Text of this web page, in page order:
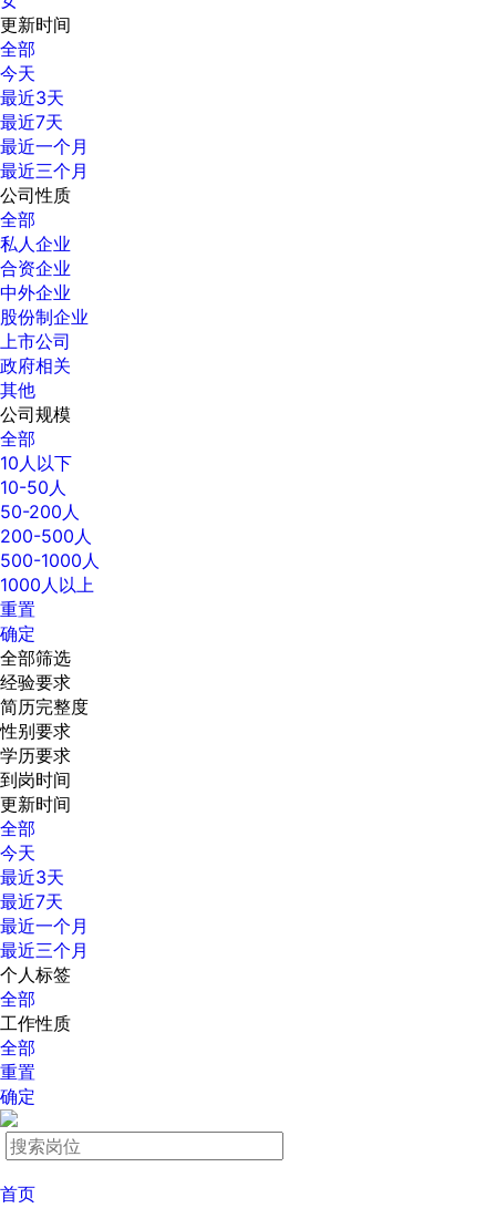
更新时间
全部
今天
最近3天
最近7天
最近一个月
最近三个月
公司性质
全部
私人企业
合资企业
中外企业
股份制企业
上市公司
政府相关
其他
公司规模
全部
10人以下
10-50人
50-200人
200-500人
500-1000人
1000人以上
重置
确定
全部筛选
经验要求
简历完整度
性别要求
学历要求
到岗时间
更新时间
全部
今天
最近3天
最近7天
最近一个月
最近三个月
个人标签
全部
工作性质
全部
重置
确定
首页